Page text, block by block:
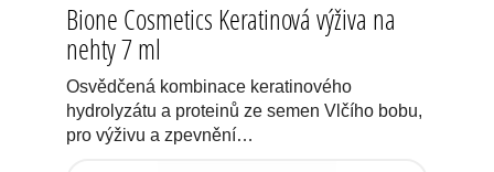
Bione Cosmetics Keratinová výživa na
nehty 7 ml
Osvědčená kombinace keratinového
hydrolyzátu a proteinů ze semen Vlčího bobu,
pro výživu a zpevnění…